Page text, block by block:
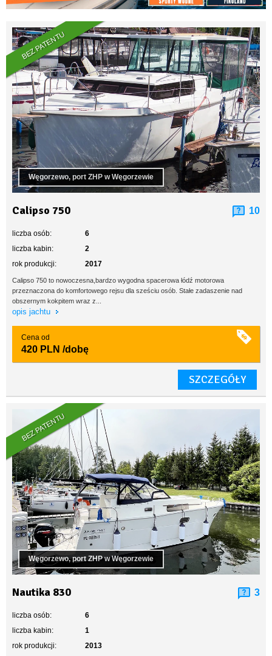
BEZ PATENTU
Węgorzewo, port ZHP w Węgorzewie
Calipso 750 10
liczba osób:
6
liczba kabin:
2
rok produkcji:
2017
Calipso 750 to nowoczesna,bardzo wygodna spacerowa łódź motorowa
przeznaczona do komfortowego rejsu dla sześciu osób. Stałe zadaszenie nad
obszernym kokpitem wraz z...
opis jachtu
Cena od
420 PLN /dobę
SZCZEGÓŁY
BEZ PATENTU
Węgorzewo, port ZHP w Węgorzewie
Nautika 830 3
liczba osób:
6
liczba kabin:
1
rok produkcji:
2013